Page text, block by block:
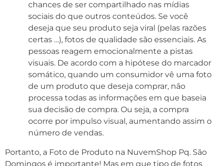
chances de ser compartilhado nas mídias
sociais do que outros conteúdos. Se você
deseja que seu produto seja viral (pelas razões
certas …), fotos de qualidade são essenciais. As
pessoas reagem emocionalmente a pistas
visuais. De acordo com a hipótese do marcador
somático, quando um consumidor vê uma foto
de um produto que deseja comprar, não
processa todas as informações em que baseia
sua decisão de compra. Ou seja, a compra
ocorre por impulso visual, aumentando assim o
número de vendas.
Portanto, a Foto de Produto na NuvemShop Pq. São
Domingos é importante! Mas em que tipo de fotos